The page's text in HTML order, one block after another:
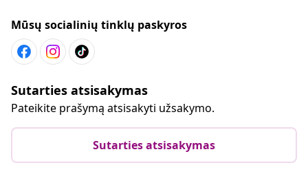
Mūsų socialinių tinklų paskyros
Sutarties atsisakymas
Pateikite prašymą atsisakyti užsakymo.
Sutarties atsisakymas